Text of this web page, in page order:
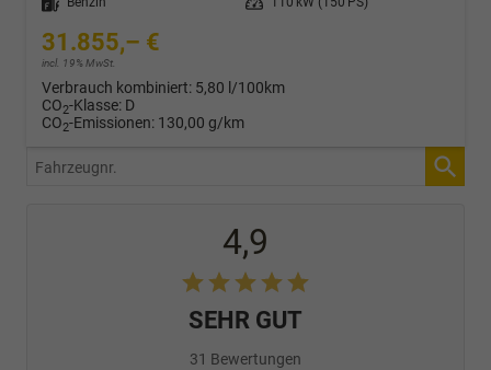
31.855,– €
incl. 19% MwSt.
Verbrauch kombiniert: 5,80 l/100km
CO2-Klasse: D
CO2-Emissionen: 130,00 g/km
Fahrzeugnr.
4,9
SEHR GUT
31 Bewertungen